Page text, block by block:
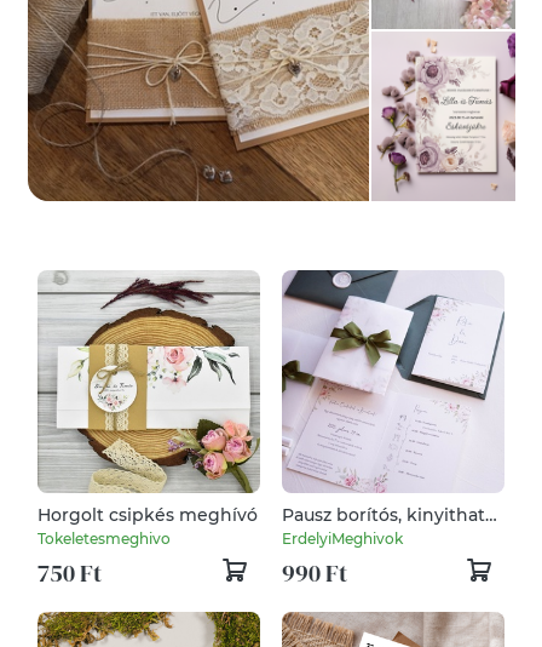
Horgolt csipkés meghívó
Tokeletesmeghivo
750 Ft
Pausz borítós, kinyitható,
rózsás esküvői meghívó,
pecsét, viaszpecsét,
pausz, leveles, rózsás
ErdelyiMeghivok
990 Ft